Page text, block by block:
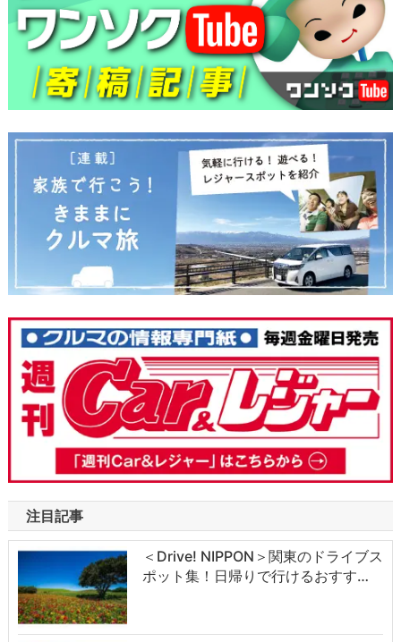
注目記事
＜Drive! NIPPON＞関東のドライブス
ポット集！日帰りで行けるおすす…